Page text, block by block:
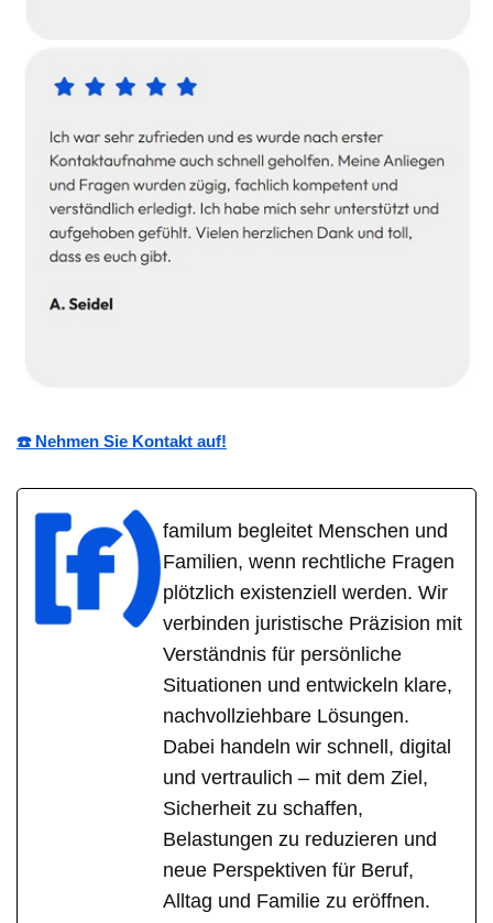
☎️ Nehmen Sie Kontakt auf!
familum begleitet Menschen und
Familien, wenn rechtliche Fragen
plötzlich existenziell werden. Wir
verbinden juristische Präzision mit
Verständnis für persönliche
Situationen und entwickeln klare,
nachvollziehbare Lösungen.
Dabei handeln wir schnell, digital
und vertraulich – mit dem Ziel,
Sicherheit zu schaffen,
Belastungen zu reduzieren und
neue Perspektiven für Beruf,
Alltag und Familie zu eröffnen.